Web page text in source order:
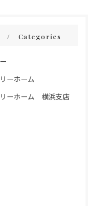
Categories
ーホーム
ーホーム 横浜支店